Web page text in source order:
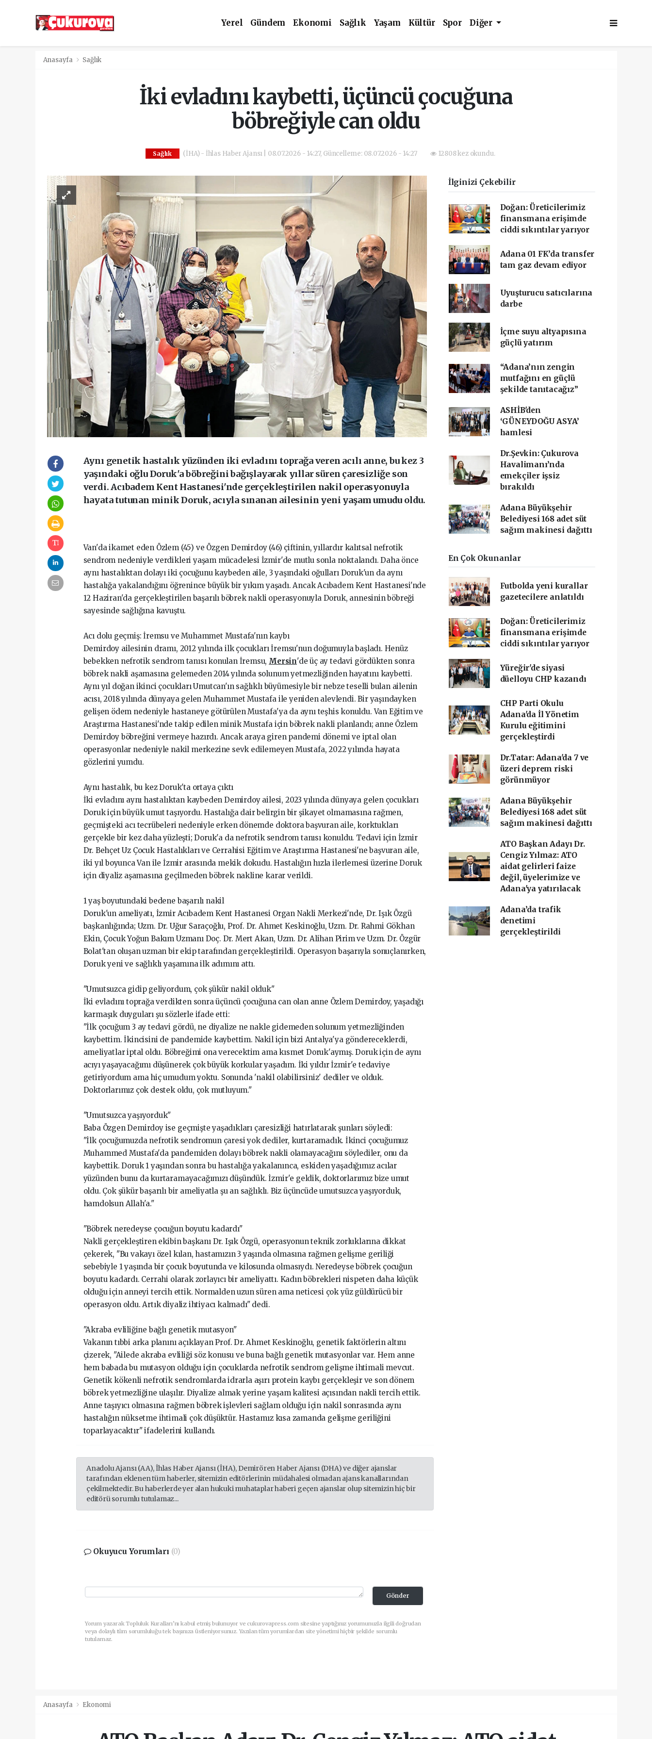
Yerel Gündem Ekonomi Sağlık Yaşam Kültür Spor Diğer
Anasayfa Sağlık
İki evladını kaybetti, üçüncü çocuğuna
böbreğiyle can oldu
Sağlık (İHA) - İhlas Haber Ajansı | 08.07.2026 - 14:27, Güncelleme: 08.07.2026 - 14:27 12808 kez okundu.
Aynı genetik hastalık yüzünden iki evladını toprağa veren acılı anne, bu kez 3
yaşındaki oğlu Doruk'a böbreğini bağışlayarak yıllar süren çaresizliğe son
verdi. Acıbadem Kent Hastanesi'nde gerçekleştirilen nakil operasyonuyla
hayata tutunan minik Doruk, acıyla sınanan ailesinin yeni yaşam umudu oldu.
Van'da ikamet eden Özlem (45) ve Özgen Demirdoy (46) çiftinin, yıllardır kalıtsal nefrotik
sendrom nedeniyle verdikleri yaşam mücadelesi İzmir'de mutlu sonla noktalandı. Daha önce
aynı hastalıktan dolayı iki çocuğunu kaybeden aile, 3 yaşındaki oğulları Doruk'un da aynı
hastalığa yakalandığını öğrenince büyük bir yıkım yaşadı. Ancak Acıbadem Kent Hastanesi'nde
12 Haziran'da gerçekleştirilen başarılı böbrek nakli operasyonuyla Doruk, annesinin böbreği
sayesinde sağlığına kavuştu.
Acı dolu geçmiş: İremsu ve Muhammet Mustafa'nın kaybı
Demirdoy ailesinin dramı, 2012 yılında ilk çocukları İremsu'nun doğumuyla başladı. Henüz
bebekken nefrotik sendrom tanısı konulan İremsu, Mersin'de üç ay tedavi gördükten sonra
böbrek nakli aşamasına gelemeden 2014 yılında solunum yetmezliğinden hayatını kaybetti.
Aynı yıl doğan ikinci çocukları Umutcan'ın sağlıklı büyümesiyle bir nebze teselli bulan ailenin
acısı, 2018 yılında dünyaya gelen Muhammet Mustafa ile yeniden alevlendi. Bir yaşındayken
gelişen ödem nedeniyle hastaneye götürülen Mustafa'ya da aynı teşhis konuldu. Van Eğitim ve
Araştırma Hastanesi'nde takip edilen minik Mustafa için böbrek nakli planlandı; anne Özlem
Demirdoy böbreğini vermeye hazırdı. Ancak araya giren pandemi dönemi ve iptal olan
operasyonlar nedeniyle nakil merkezine sevk edilemeyen Mustafa, 2022 yılında hayata
gözlerini yumdu.
Aynı hastalık, bu kez Doruk'ta ortaya çıktı
İki evladını aynı hastalıktan kaybeden Demirdoy ailesi, 2023 yılında dünyaya gelen çocukları
Doruk için büyük umut taşıyordu. Hastalığa dair belirgin bir şikayet olmamasına rağmen,
geçmişteki acı tecrübeleri nedeniyle erken dönemde doktora başvuran aile, korktukları
gerçekle bir kez daha yüzleşti; Doruk'a da nefrotik sendrom tanısı konuldu. Tedavi için İzmir
Dr. Behçet Uz Çocuk Hastalıkları ve Cerrahisi Eğitim ve Araştırma Hastanesi'ne başvuran aile,
iki yıl boyunca Van ile İzmir arasında mekik dokudu. Hastalığın hızla ilerlemesi üzerine Doruk
için diyaliz aşamasına geçilmeden böbrek nakline karar verildi.
1 yaş boyutundaki bedene başarılı nakil
Doruk'un ameliyatı, İzmir Acıbadem Kent Hastanesi Organ Nakli Merkezi'nde, Dr. Işık Özgü
başkanlığında; Uzm. Dr. Uğur Saraçoğlu, Prof. Dr. Ahmet Keskinoğlu, Uzm. Dr. Rahmi Gökhan
Ekin, Çocuk Yoğun Bakım Uzmanı Doç. Dr. Mert Akan, Uzm. Dr. Alihan Pirim ve Uzm. Dr. Özgür
Bolat'tan oluşan uzman bir ekip tarafından gerçekleştirildi. Operasyon başarıyla sonuçlanırken,
Doruk yeni ve sağlıklı yaşamına ilk adımını attı.
"Umutsuzca gidip geliyordum, çok şükür nakil olduk"
İki evladını toprağa verdikten sonra üçüncü çocuğuna can olan anne Özlem Demirdoy, yaşadığı
karmaşık duyguları şu sözlerle ifade etti:
"İlk çocuğum 3 ay tedavi gördü, ne diyalize ne nakle gidemeden solunum yetmezliğinden
kaybettim. İkincisini de pandemide kaybettim. Nakil için bizi Antalya'ya göndereceklerdi,
ameliyatlar iptal oldu. Böbreğimi ona verecektim ama kısmet Doruk'aymış. Doruk için de aynı
acıyı yaşayacağımı düşünerek çok büyük korkular yaşadım. İki yıldır İzmir'e tedaviye
getiriyordum ama hiç umudum yoktu. Sonunda 'nakil olabilirsiniz' dediler ve olduk.
Doktorlarımız çok destek oldu, çok mutluyum."
"Umutsuzca yaşıyorduk"
Baba Özgen Demirdoy ise geçmişte yaşadıkları çaresizliği hatırlatarak şunları söyledi:
"İlk çocuğumuzda nefrotik sendromun çaresi yok dediler, kurtaramadık. İkinci çocuğumuz
Muhammed Mustafa'da pandemiden dolayı böbrek nakli olamayacağını söylediler, onu da
kaybettik. Doruk 1 yaşından sonra bu hastalığa yakalanınca, eskiden yaşadığımız acılar
yüzünden bunu da kurtaramayacağımızı düşündük. İzmir'e geldik, doktorlarımız bize umut
oldu. Çok şükür başarılı bir ameliyatla şu an sağlıklı. Biz üçüncüde umutsuzca yaşıyorduk,
hamdolsun Allah'a."
"Böbrek neredeyse çocuğun boyutu kadardı"
Nakli gerçekleştiren ekibin başkanı Dr. Işık Özgü, operasyonun teknik zorluklarına dikkat
çekerek, "Bu vakayı özel kılan, hastamızın 3 yaşında olmasına rağmen gelişme geriliği
sebebiyle 1 yaşında bir çocuk boyutunda ve kilosunda olmasıydı. Neredeyse böbrek çocuğun
boyutu kadardı. Cerrahi olarak zorlayıcı bir ameliyattı. Kadın böbrekleri nispeten daha küçük
olduğu için anneyi tercih ettik. Normalden uzun süren ama neticesi çok yüz güldürücü bir
operasyon oldu. Artık diyaliz ihtiyacı kalmadı" dedi.
"Akraba evliliğine bağlı genetik mutasyon"
Vakanın tıbbi arka planını açıklayan Prof. Dr. Ahmet Keskinoğlu, genetik faktörlerin altını
çizerek, "Ailede akraba evliliği söz konusu ve buna bağlı genetik mutasyonlar var. Hem anne
hem babada bu mutasyon olduğu için çocuklarda nefrotik sendrom gelişme ihtimali mevcut.
Genetik kökenli nefrotik sendromlarda idrarla aşırı protein kaybı gerçekleşir ve son dönem
böbrek yetmezliğine ulaşılır. Diyalize almak yerine yaşam kalitesi açısından nakli tercih ettik.
Anne taşıyıcı olmasına rağmen böbrek işlevleri sağlam olduğu için nakil sonrasında aynı
hastalığın nüksetme ihtimali çok düşüktür. Hastamız kısa zamanda gelişme geriliğini
toparlayacaktır" ifadelerini kullandı.
Anadolu Ajansı (AA), İhlas Haber Ajansı (İHA), Demirören Haber Ajansı (DHA) ve diğer ajanslar
tarafından eklenen tüm haberler, sitemizin editörlerinin müdahalesi olmadan ajans kanallarından
çekilmektedir. Bu haberlerde yer alan hukuki muhataplar haberi geçen ajanslar olup sitemizin hiç bir
editörü sorumlu tutulamaz...
Okuyucu Yorumları (0)
Gönder
Yorum yazarak Topluluk Kuralları’nı kabul etmiş bulunuyor ve cukurovapress.com sitesine yaptığınız yorumunuzla ilgili doğrudan
veya dolaylı tüm sorumluluğu tek başınıza üstleniyorsunuz. Yazılan tüm yorumlardan site yönetimi hiçbir şekilde sorumlu
tutulamaz.
İlginizi Çekebilir
Doğan: Üreticilerimiz
finansmana erişimde
ciddi sıkıntılar yarıyor
Adana 01 FK’da transfer
tam gaz devam ediyor
Uyuşturucu satıcılarına
darbe
İçme suyu altyapısına
güçlü yatırım
“Adana’nın zengin
mutfağını en güçlü
şekilde tanıtacağız”
ASHİB'den
‘GÜNEYDOĞU ASYA’
hamlesi
Dr.Şevkin: Çukurova
Havalimanı’nda
emekçiler işsiz
bırakıldı
Adana Büyükşehir
Belediyesi 168 adet süt
sağım makinesi dağıttı
En Çok Okunanlar
Futbolda yeni kurallar
gazetecilere anlatıldı
Doğan: Üreticilerimiz
finansmana erişimde
ciddi sıkıntılar yarıyor
Yüreğir'de siyasi
düelloyu CHP kazandı
CHP Parti Okulu
Adana'da İl Yönetim
Kurulu eğitimini
gerçekleştirdi
Dr.Tatar: Adana'da 7 ve
üzeri deprem riski
görünmüyor
Adana Büyükşehir
Belediyesi 168 adet süt
sağım makinesi dağıttı
ATO Başkan Adayı Dr.
Cengiz Yılmaz: ATO
aidat gelirleri faize
değil, üyelerimize ve
Adana'ya yatırılacak
Adana’da trafik
denetimi
gerçekleştirildi
Anasayfa Ekonomi